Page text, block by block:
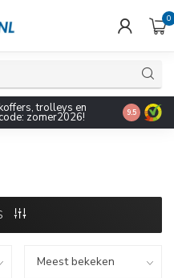
0
trolleys en
zomer2026! 9.5